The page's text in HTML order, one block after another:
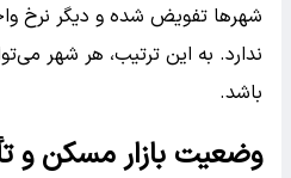
شهر‌ها تفویض شده و دیگر نرخ
ندارد. به این ترتیب، هر شهر
باشد.
وضعیت بازار مسکن و